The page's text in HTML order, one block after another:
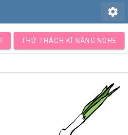
settings
THỬ THÁCH KĨ NĂNG NGHE